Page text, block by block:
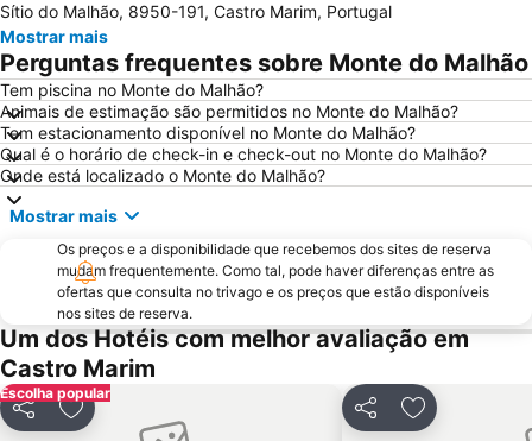
Praia da Ilha do Farol
Praia Verde
Cacela Velha Beach
El Portil
Avenida Marginal de Monte Gordo
Punta de Moral
Barra da Fuseta Beach
Islantilla Golf Club
Estação de Caminhos de Ferro de Faro
Ayamonte
Parque Natural da Ría Formosa
Palácio e Quinta de Estói
La Antilla
Faro Beach
Praça Marquês de Pombal
Culatra (Mar) Beach
Praia do Vale do Garrão
Nuevo Portil
Lota Beach
Praia da Terra Estreita
Central
Costa Esuri
Ponta da Areia Beach
Tavira Gran-Plaza
Sítio do Malhão, 8950-191, Castro Marim, Portugal
Mostrar mais
Perguntas frequentes sobre Monte do Malhão
Tem piscina no Monte do Malhão?
Animais de estimação são permitidos no Monte do Malhão?
Tem estacionamento disponível no Monte do Malhão?
Qual é o horário de check-in e check-out no Monte do Malhão?
Onde está localizado o Monte do Malhão?
Mostrar mais
Os preços e a disponibilidade que recebemos dos sites de reserva
mudam frequentemente. Como tal, pode haver diferenças entre as
ofertas que consulta no trivago e os preços que estão disponíveis
nos sites de reserva.
Um dos Hotéis com melhor avaliação em
Castro Marim
Escolha popular
PartilharAdicionar aos favoritos PartilharAdicionar